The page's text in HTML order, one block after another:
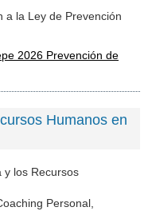
a la Ley de Prevención
2026 Prevención de
Humanos en
y los Recursos
Personal,